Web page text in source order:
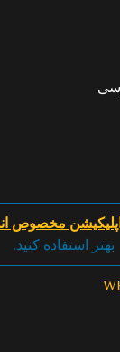
اپلیکیشن مخصوص
بهتر استفاده کنید.